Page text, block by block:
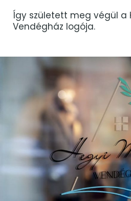
Így született meg végül a
Vendégház logója.